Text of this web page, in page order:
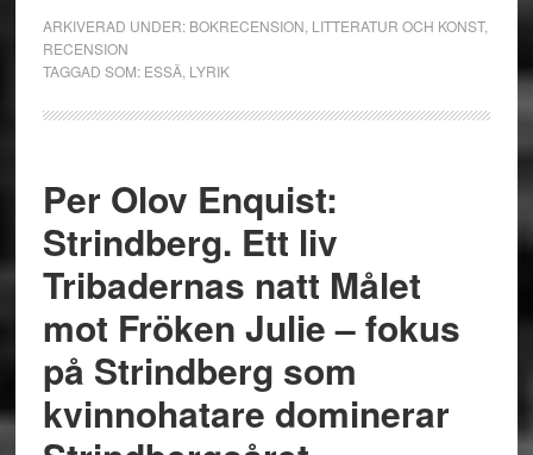
ARKIVERAD UNDER: BOKRECENSION LITTERATUR OCH KONST,
RECENSION
TAGGAD SOM: ESSÄ, LYRIK
Per Olov Enquist:
Strindberg. Ett liv
Tribadernas natt Målet
mot Fröken Julie – fokus
på Strindberg som
kvinnohatare dominerar